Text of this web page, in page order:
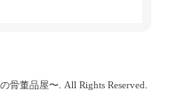
董品屋〜. All Rights Reserved.